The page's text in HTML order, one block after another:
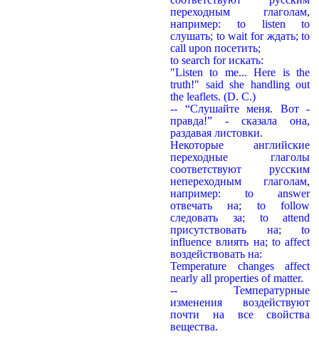
переходным глаголам,
например: to listen to
слушать; to wait for ждать; to
call upon посетить;
to search for искать:
"Listen to me... Here is the
truth!" said she handling out
the leaflets. (D. С.)
-- “Слушайте меня. Вот -
правда!” - сказала она,
раздавая листовки.
Некоторые английские
переходные глаголы
соответствуют русским
непереходным глаголам,
например: to answer
отвечать на; to follow
следовать за; to attend
присутствовать на; to
influence влиять на; to affect
воздействовать на:
Temperature changes affect
nearly all properties of matter.
-- Температурные
изменения воздействуют
почти на все свойства
вещества.